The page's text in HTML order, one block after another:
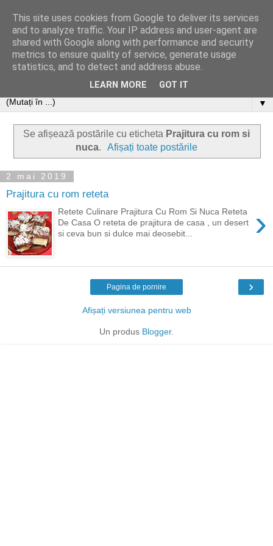
▼
Se afișează postările cu eticheta Prajitura cu rom si
nuca. Afișați toate postările
2 mai 2019
Prajitura cu rom reteta
›
Retete Culinare Prajitura Cu Rom Si Nuca Reteta
De Casa O reteta de prajitura de casa , un desert
si ceva bun si dulce mai deosebit...
›
Pagina de pornire
Afișați versiunea pentru web
Un produs Blogger.
This site uses cookies from Google to deliver its services
and to analyze traffic. Your IP address and user-agent are
shared with Google along with performance and security
metrics to ensure quality of service, generate usage
statistics, and to detect and address abuse.
LEARN MORE GOT IT